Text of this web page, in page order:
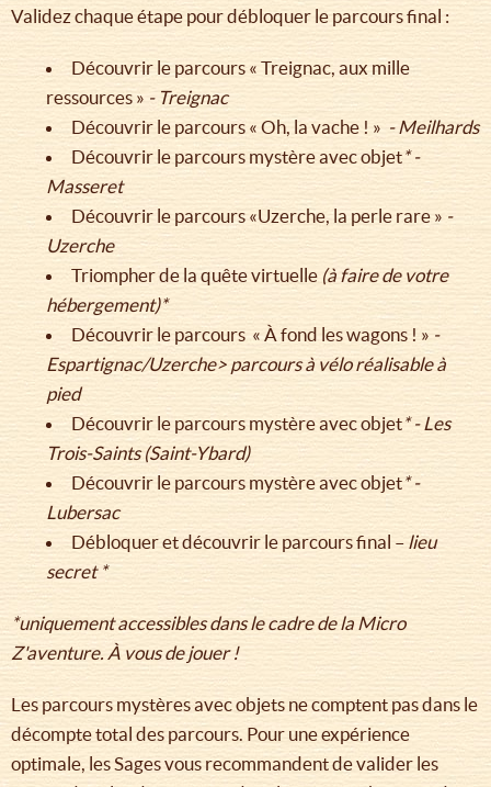
Validez chaque étape pour débloquer le parcours final :
Découvrir le parcours « Treignac, aux mille
ressources » - Treignac
Découvrir le parcours « Oh, la vache ! » - Meilhards
Découvrir le parcours mystère avec objet* -
Masseret
Découvrir le parcours «Uzerche, la perle rare » -
Uzerche
Triompher de la quête virtuelle (à faire de votre
hébergement)*
Découvrir le parcours « À fond les wagons ! » -
Espartignac/Uzerche> parcours à vélo réalisable à
pied
Découvrir le parcours mystère avec objet* - Les
Trois-Saints (Saint-Ybard)
Découvrir le parcours mystère avec objet* -
Lubersac
Débloquer et découvrir le parcours final – lieu
secret *
*uniquement accessibles dans le cadre de la Micro
Z'aventure. À vous de jouer !
Les parcours mystères avec objets ne comptent pas dans le
décompte total des parcours. Pour une expérience
optimale, les Sages vous recommandent de valider les